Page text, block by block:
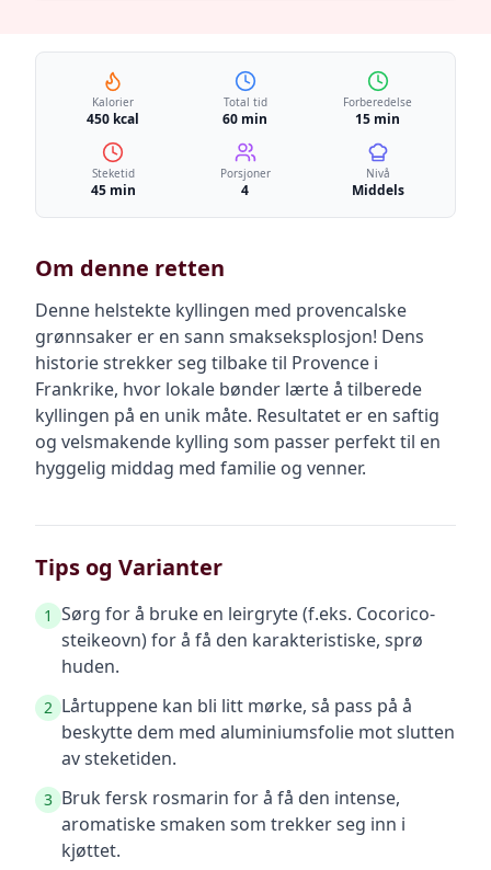
Kalorier
450 kcal
Total tid
60 min
Forberedelse
15 min
Steketid
45 min
Porsjoner
4
Nivå
Middels
Om denne retten
Denne helstekte kyllingen med provencalske
grønnsaker er en sann smakseksplosjon! Dens
historie strekker seg tilbake til Provence i
Frankrike, hvor lokale bønder lærte å tilberede
kyllingen på en unik måte. Resultatet er en saftig
og velsmakende kylling som passer perfekt til en
hyggelig middag med familie og venner.
Tips og Varianter
1 Sørg for å bruke en leirgryte (f.eks. Cocorico-
steikeovn) for å få den karakteristiske, sprø
huden.
2 Lårtuppene kan bli litt mørke, så pass på å
beskytte dem med aluminiumsfolie mot slutten
av steketiden.
3 Bruk fersk rosmarin for å få den intense,
aromatiske smaken som trekker seg inn i
kjøttet.